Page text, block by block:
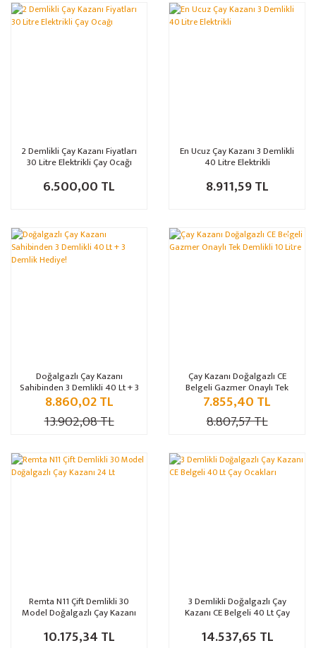
2 Demlikli Çay Kazanı Fiyatları
30 Litre Elektrikli Çay Ocağı
6.500,00 TL
En Ucuz Çay Kazanı 3 Demlikli
40 Litre Elektrikli
8.911,59 TL
%36
Doğalgazlı Çay Kazanı
Sahibinden 3 Demlikli 40 Lt + 3
Demlik Hediye!
8.860,02 TL
13.902,08 TL
%11
Çay Kazanı Doğalgazlı CE
Belgeli Gazmer Onaylı Tek
Demlikli 10 Litre
7.855,40 TL
8.807,57 TL
Remta N11 Çift Demlikli 30
Model Doğalgazlı Çay Kazanı
10.175,34 TL
3 Demlikli Doğalgazlı Çay
Kazanı CE Belgeli 40 Lt Çay
14.537,65 TL